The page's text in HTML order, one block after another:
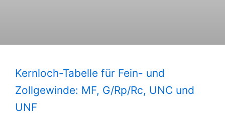
Kernloch-Tabelle für Fein- und
Zollgewinde: MF, G/Rp/Rc, UNC und
UNF